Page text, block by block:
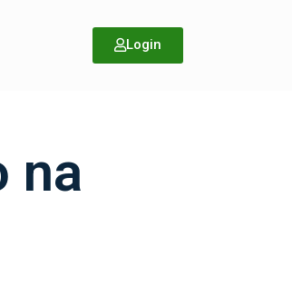
Login
na